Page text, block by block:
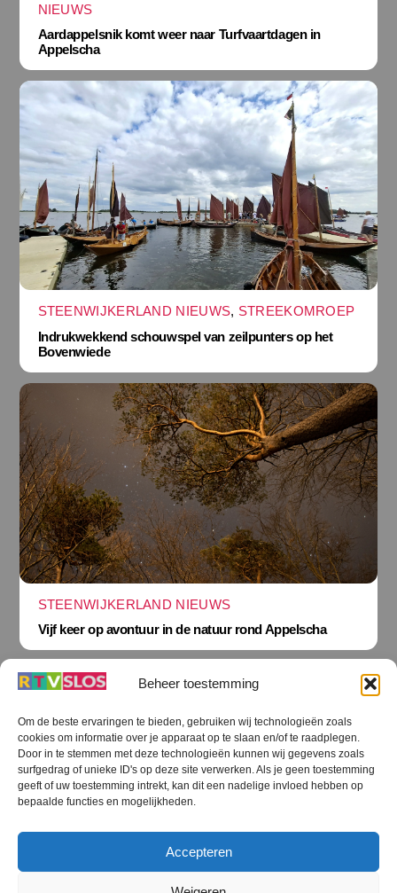
Beheer toestemming
Om de beste ervaringen te bieden, gebruiken wij technologieën zoals
cookies om informatie over je apparaat op te slaan en/of te raadplegen.
Door in te stemmen met deze technologieën kunnen wij gegevens zoals
surfgedrag of unieke ID's op deze site verwerken. Als je geen toestemming
geeft of uw toestemming intrekt, kan dit een nadelige invloed hebben op
bepaalde functies en mogelijkheden.
Accepteren
NIEUWS
Aardappelsnik komt weer naar Turfvaartdagen in
Appelscha
STEENWIJKERLAND NIEUWS, STREEKOMROEP
Indrukwekkend schouwspel van zeilpunters op het
Bovenwiede
STEENWIJKERLAND NIEUWS
Vijf keer op avontuur in de natuur rond Appelscha
Terug
naar
boven
RTV SLOS
RTV SLOS ANBI